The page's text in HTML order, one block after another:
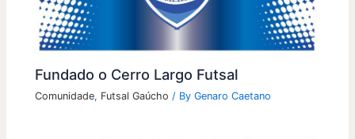
Fundado o Cerro Largo Futsal
Comunidade, Futsal Gaúcho / ByGenaro Caetano